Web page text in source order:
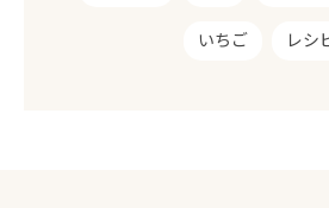
いちご レシ